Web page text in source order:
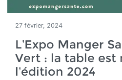
27 février, 2024
L’Expo Manger
Vert : la table est
l’édition 2024